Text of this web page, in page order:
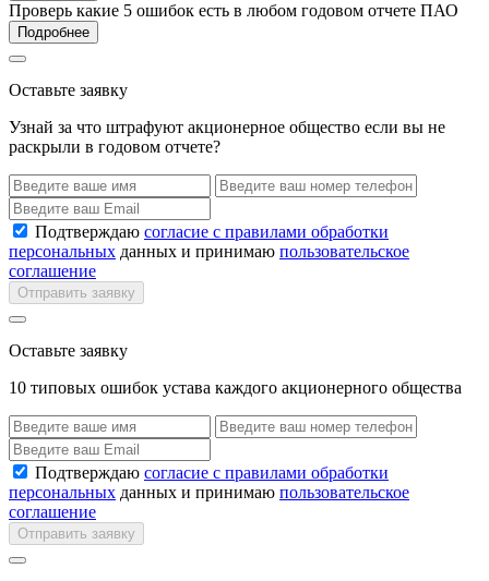
Проверь какие 5 ошибок есть в любом годовом отчете ПАО
Подробнее
Оставьте заявку
Узнай за что штрафуют акционерное общество если вы не
раскрыли в годовом отчете?
Подтверждаю согласие с правилами обработки
персональных данных и принимаю пользовательское
соглашение
Отправить заявку
Оставьте заявку
10 типовых ошибок устава каждого акционерного общества
Подтверждаю согласие с правилами обработки
персональных данных и принимаю пользовательское
соглашение
Отправить заявку